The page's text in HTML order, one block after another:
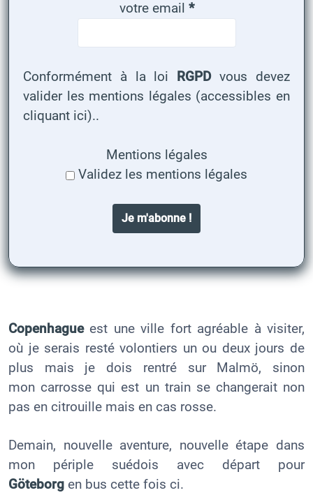
votre email *
Conformément à la loi RGPDvous devez
valider les mentions légales (accessibles en
cliquant ici)..
Mentions légales
Validez les mentions légales
Copenhague est une ville fort agréable à visiter,
où je serais resté volontiers un ou deux jours de
plus mais je dois rentré sur Malmö, sinon
mon carrosse qui est un train se changerait non
pas en citrouille mais en cas rosse.
Demain, nouvelle aventure, nouvelle étape dans
mon périple suédois avec départ pour
Göteborg en bus cette fois ci.